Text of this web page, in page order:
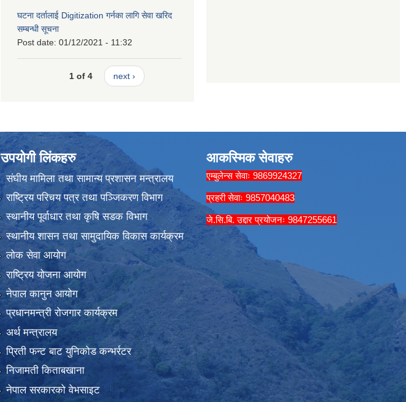
घटना दर्तालाई Digitization गर्नका लागि सेवा खरिद
सम्बन्धी सूचना
Post date: 01/12/2021 - 11:32
1 of 4 next ›
उपयोगी लिंकहरु
संघीय मामिला तथा सामान्य प्रशासन मन्त्रालय
राष्ट्रिय परिचय पत्र तथा पञ्जिकरण विभाग
स्थानीय पूर्वाधार तथा कृषि सडक विभाग
स्थानीय शासन तथा सामुदायिक विकास कार्यक्रम
लोक सेवा आयोग
राष्ट्रिय योजना आयोग
नेपाल कानुन आयोग
प्रधानमन्त्री रोजगार कार्यक्रम
अर्थ मन्त्रालय
प्रिती फन्ट बाट युनिकोड कन्भर्रटर
निजामती किताबखाना
नेपाल सरकारको वेभसाइट
आकस्मिक सेवाहरु
एम्बुलेन्स सेवाः 9869924327
प्रहरी सेवाः 9857040483
जे.सि.बि. उद्दार प्रयोजनः 9847255661